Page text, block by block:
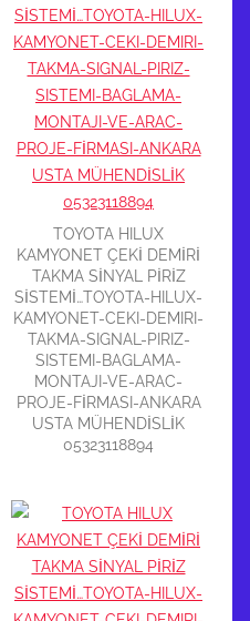
TOYOTA HILUX
KAMYONET ÇEKİ DEMİRİ
TAKMA SİNYAL PİRİZ
SİSTEMİ…TOYOTA-HILUX-
KAMYONET-CEKI-DEMIRI-
TAKMA-SIGNAL-PIRIZ-
SISTEMI-BAGLAMA-
MONTAJI-VE-ARAC-
PROJE-FİRMASI-ANKARA
USTA MÜHENDİSLİK
05323118894